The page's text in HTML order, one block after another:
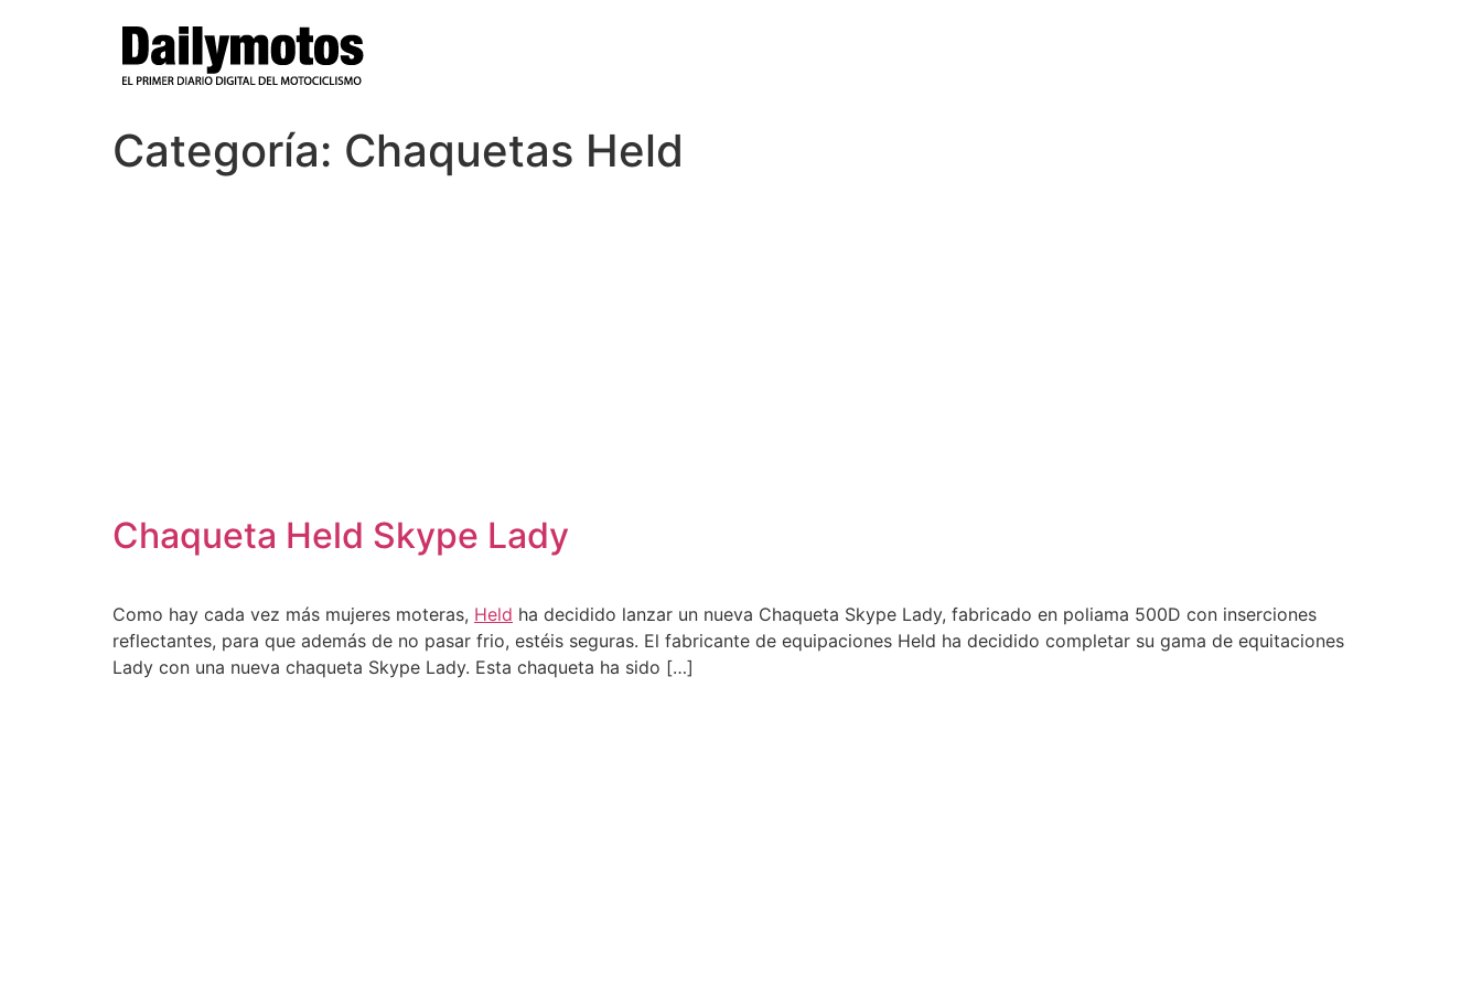
Categoría: Chaquetas Held
Chaqueta Held Skype Lady
Como hay cada vez más mujeres moteras, Held ha decidido lanzar un nueva Chaqueta Skype Lady, fabricado en poliama 500D con inserciones
reflectantes, para que además de no pasar frio, estéis seguras. El fabricante de equipaciones Held ha decidido completar su gama de equitaciones
Lady con una nueva chaqueta Skype Lady. Esta chaqueta ha sido […]